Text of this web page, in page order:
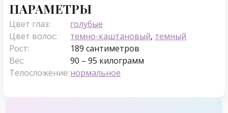
ПАРАМЕТРЫ
Цвет глаз:
голубые
Цвет волос:
темно-каштановый, темный
Рост:
189 сантиметров
Вес:
90 – 95 килограмм
Телосложение:нормальное